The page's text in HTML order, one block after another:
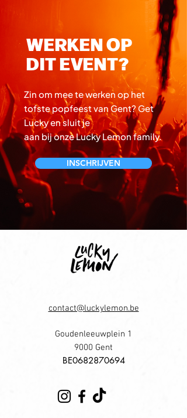
WERKEN OP
DIT EVENT?
Zin om mee te werken op het
tofste popfeestvan Gent? Get
Lucky en sluit je
aan bij onze Lucky Lemon family.
INSCHRIJVEN
contact@luckylemon.be
Goudenleeuwplein 1
9000 Gent
​BE0682870694